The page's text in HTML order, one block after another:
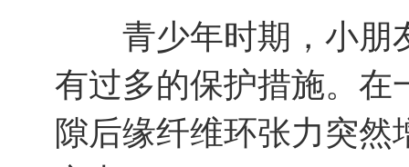
青少年时期，小朋友
有过多的保护措施。在
隙后缘纤维环张力突